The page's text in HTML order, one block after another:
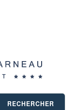
RECHERCHER